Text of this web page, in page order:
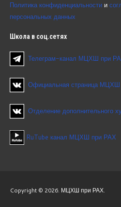
Политика конфиденциальности и
персональных данных
Школа в соц.сетях
Телеграм-канал МЦХШ при
Официальная страница
Отделение дополнительного
RuTube канал МЦХШ при РАХ
Copyright © 2026. МЦХШ при РАХ.